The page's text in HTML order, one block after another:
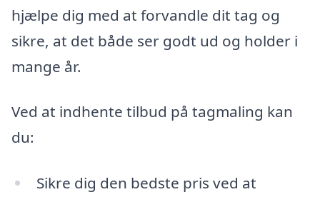
hjælpe dig med at forvandle dit tag og
sikre, at det både ser godt ud og holder i
mange år.
Ved at indhente tilbud på tagmaling kan
du:
Sikre dig den bedste pris ved at